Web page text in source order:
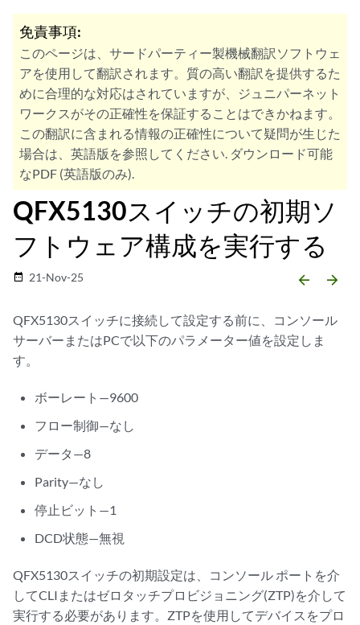
免責事項:
このページは、サードパーティー製機械翻訳ソフトウェ
アを使用して翻訳されます。質の高い翻訳を提供するた
めに合理的な対応はされていますが、ジュニパーネット
ワークスがその正確性を保証することはできかねます。
この翻訳に含まれる情報の正確性について疑問が生じた
場合は、英語版を参照してください. ダウンロード可能
なPDF (英語版のみ).
QFX5130スイッチの初期ソ
フトウェア構成を実行する
date_range 21-Nov-25 arrow_backward arrow_forward
QFX5130スイッチに接続して設定する前に、コンソール
サーバーまたはPCで以下のパラメーター値を設定しま
す。
ボーレート—9600
フロー制御—なし
データ—8
Parity—なし
停止ビット—1
DCD状態—無視
QFX5130スイッチの初期設定は、コンソール ポートを介
してCLIまたはゼロタッチプロビジョニング(ZTP)を介して
実行する必要があります。ZTPを使用してデバイスをプロ